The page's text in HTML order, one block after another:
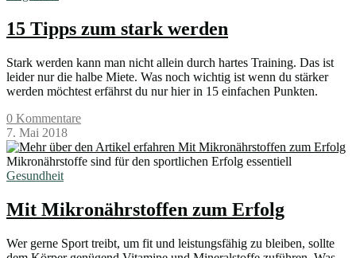
15 Tipps zum stark werden
Stark werden kann man nicht allein durch hartes Training. Das ist
leider nur die halbe Miete. Was noch wichtig ist wenn du stärker
werden möchtest erfährst du nur hier in 15 einfachen Punkten.
0 Kommentare
7. Mai 2018
Mikronährstoffe sind für den sportlichen Erfolg essentiell
Gesundheit
Mit Mikronährstoffen zum Erfolg
Wer gerne Sport treibt, um fit und leistungsfähig zu bleiben, sollte